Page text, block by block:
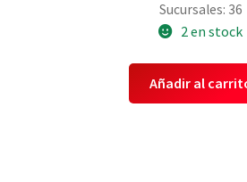
Sucursales: 36
2 en stock
Añadir al